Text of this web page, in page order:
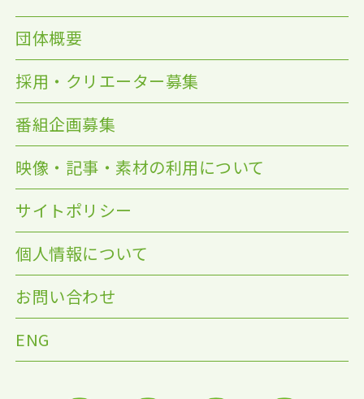
団体概要
採用・クリエーター募集
番組企画募集
映像・記事・素材の利用について
サイトポリシー
個人情報について
お問い合わせ
ENG